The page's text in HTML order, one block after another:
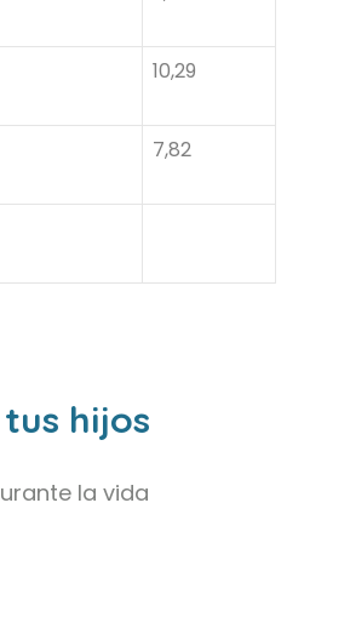
10,29
7,82
hijos
la vida